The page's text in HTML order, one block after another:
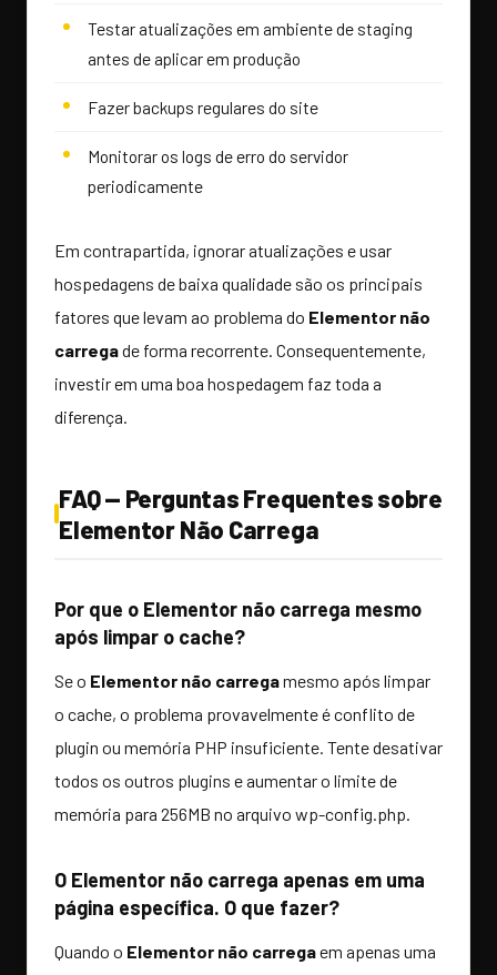
Testar atualizações em ambiente de staging
antes de aplicar em produção
Fazer backups regulares do site
Monitorar os logs de erro do servidor
periodicamente
Em contrapartida, ignorar atualizações e usar
hospedagens de baixa qualidade são os principais
fatores que levam ao problema do Elementor não
carregade forma recorrente. Consequentemente,
investir em uma boa hospedagem faz toda a
diferença.
FAQ — Perguntas Frequentes sobre
Elementor Não Carrega
Por que o Elementor não carrega mesmo
após limpar o cache?
Se o Elementor não carregamesmo após limpar
o cache, o problema provavelmente é conflito de
plugin ou memória PHP insuficiente. Tente desativar
todos os outros plugins e aumentar o limite de
memória para 256MB no arquivo wp-config.php.
O Elementor não carrega apenas em uma
página específica. O que fazer?
Quando o Elementor não carregaem apenas uma